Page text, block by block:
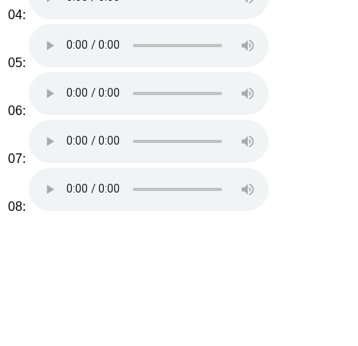
04:
05:
06:
07:
08: